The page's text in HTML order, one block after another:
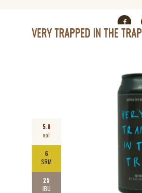
VERY TRAPPED IN THE TRAP
5.8
vol
6
SRM
25
IBU